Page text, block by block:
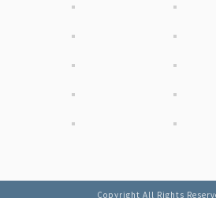
Copyright All Rights